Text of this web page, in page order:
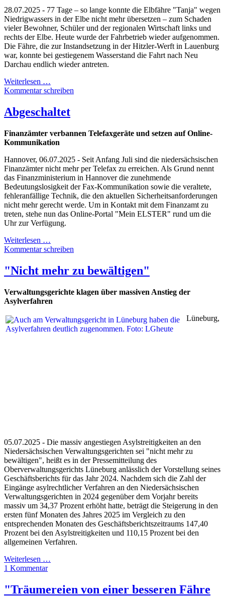
28.07.2025 - 77 Tage – so lange konnte die Elbfähre "Tanja" wegen
Niedrigwassers in der Elbe nicht mehr übersetzen – zum Schaden
vieler Bewohner, Schüler und der regionalen Wirtschaft links und
rechts der Elbe. Heute wurde der Fahrbetrieb wieder aufgenommen.
Die Fähre, die zur Instandsetzung in der Hitzler-Werft in Lauenburg
war, konnte bei gestiegenem Wasserstand die Fahrt nach Neu
Darchau endlich wieder antreten.
Weiterlesen …
Kommentar schreiben
Abgeschaltet
Finanzämter verbannen Telefaxgeräte und setzen auf Online-
Kommunikation
Hannover, 06.07.2025 - Seit Anfang Juli sind die niedersächsischen
Finanzämter nicht mehr per Telefax zu erreichen. Als Grund nennt
das Finanzministerium in Hannover die zunehmende
Bedeutungslosigkeit der Fax-Kommunikation sowie die veraltete,
fehleranfällige Technik, die den aktuellen Sicherheitsanforderungen
nicht mehr gerecht werde. Um in Kontakt mit dem Finanzamt zu
treten, stehe nun das Online-Portal "Mein ELSTER" rund um die
Uhr zur Verfügung.
Weiterlesen …
Kommentar schreiben
"Nicht mehr zu bewältigen"
Verwaltungsgerichte klagen über massiven Anstieg der
Asylverfahren
Lüneburg,
05.07.2025 - Die massiv angestiegen Asylstreitigkeiten an den
Niedersächsischen Verwaltungsgerichten sei "nicht mehr zu
bewältigen", heißt es in der Pressemitteilung des
Oberverwaltungsgerichts Lüneburg anlässlich der Vorstellung seines
Geschäftsberichts für das Jahr 2024. Nachdem sich die Zahl der
Eingänge asylrechtlicher Verfahren an den Niedersächsischen
Verwaltungsgerichten in 2024 gegenüber dem Vorjahr bereits
massiv um 34,37 Prozent erhöht hatte, beträgt die Steigerung in den
ersten fünf Monaten des Jahres 2025 im Vergleich zu den
entsprechenden Monaten des Geschäftsberichtszeitraums 147,40
Prozent bei den Asylstreitigkeiten und 110,15 Prozent bei den
allgemeinen Verfahren.
Weiterlesen …
1 Kommentar
"Träumereien von einer besseren Fähre